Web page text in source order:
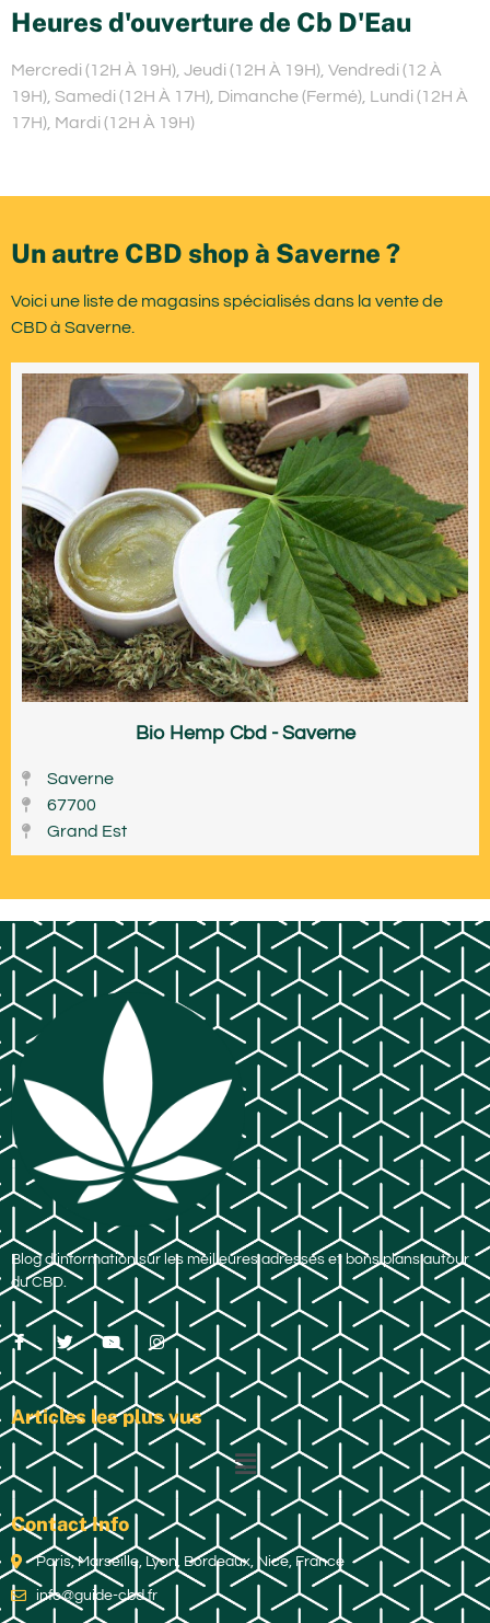
Heures d'ouverture de Cb D'Eau
Mercredi (12H À 19H), Jeudi (12H À 19H), Vendredi (12 À
19H), Samedi (12H À 17H), Dimanche (Fermé), Lundi (12H À
17H), Mardi (12H À 19H)
Un autre CBD shop à Saverne ?
Voici une liste de magasins spécialisés dans la vente de
CBD à Saverne.
Bio Hemp Cbd - Saverne
Saverne
67700
Grand Est
Blog d’information sur les meilleures adresses et bons plans autour
du CBD.
Articles les plus vus
Contact Info
Paris, Marseille, Lyon, Bordeaux, Nice, France
info@guide-cbd.fr